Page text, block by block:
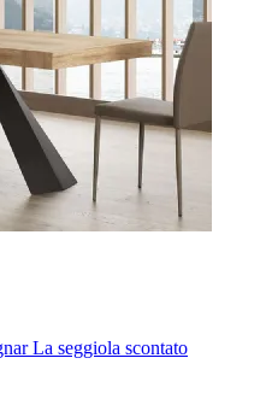
il tuo stile personale.
visivo di grande personalità
gambe del tavolo qui
il valore estetico del modello
deluso.
è da considerare nel
arredi online: trasporto
quest'offerta molto
La seggiola scontato